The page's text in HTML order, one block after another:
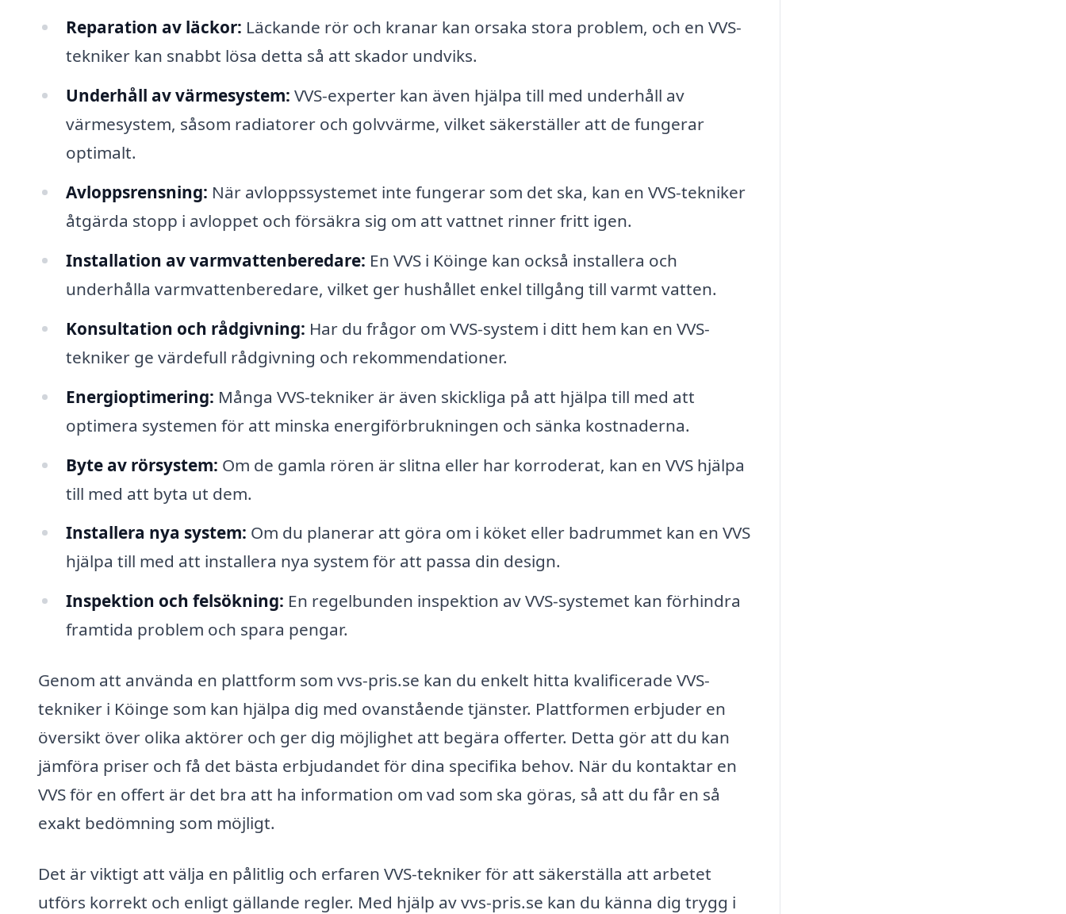
Reparation av läckor: Läckande rör och kranar kan orsaka stora problem, och en VVS-
tekniker kan snabbt lösa detta så att skador undviks.
Underhåll av värmesystem: VVS-experter kan även hjälpa till med underhåll av
värmesystem, såsom radiatorer och golvvärme, vilket säkerställer att de fungerar
optimalt.
Avloppsrensning: När avloppssystemet inte fungerar som det ska, kan en VVS-tekniker
åtgärda stopp i avloppet och försäkra sig om att vattnet rinner fritt igen.
Installation av varmvattenberedare: En VVS i Köinge kan också installera och
underhålla varmvattenberedare, vilket ger hushållet enkel tillgång till varmt vatten.
Konsultation och rådgivning: Har du frågor om VVS-system i ditt hem kan en VVS-
tekniker ge värdefull rådgivning och rekommendationer.
Energioptimering: Många VVS-tekniker är även skickliga på att hjälpa till med att
optimera systemen för att minska energiförbrukningen och sänka kostnaderna.
Byte av rörsystem: Om de gamla rören är slitna eller har korroderat, kan en VVS hjälpa
till med att byta ut dem.
Installera nya system: Om du planerar att göra om i köket eller badrummet kan en VVS
hjälpa till med att installera nya system för att passa din design.
Inspektion och felsökning: En regelbunden inspektion av VVS-systemet kan förhindra
framtida problem och spara pengar.
Genom att använda en plattform som vvs-pris.se kan du enkelt hitta kvalificerade VVS-
tekniker i Köinge som kan hjälpa dig med ovanstående tjänster. Plattformen erbjuder en
översikt över olika aktörer och ger dig möjlighet att begära offerter. Detta gör att du kan
jämföra priser och få det bästa erbjudandet för dina specifika behov. När du kontaktar en
VVS för en offert är det bra att ha information om vad som ska göras, så att du får en så
exakt bedömning som möjligt.
Det är viktigt att välja en pålitlig och erfaren VVS-tekniker för att säkerställa att arbetet
utförs korrekt och enligt gällande regler. Med hjälp av vvs-pris.se kan du känna dig trygg i